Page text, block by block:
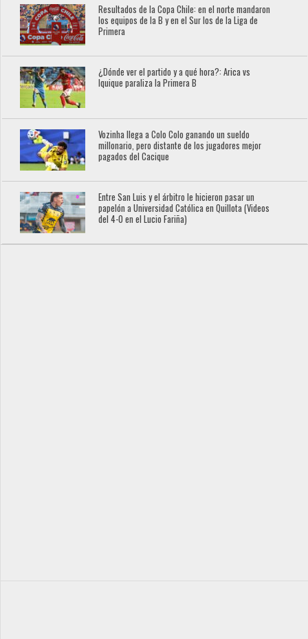
Resultados de la Copa Chile: en el norte mandaron
los equipos de la B y en el Sur los de la Liga de
Primera
¿Dónde ver el partido y a qué hora?: Arica vs
Iquique paraliza la Primera B
Vozinha llega a Colo Colo ganando un sueldo
millonario, pero distante de los jugadores mejor
pagados del Cacique
Entre San Luis y el árbitro le hicieron pasar un
papelón a Universidad Católica en Quillota (Videos
del 4-0 en el Lucio Fariña)